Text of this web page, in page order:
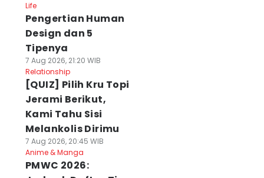
Life
Pengertian Human
Design dan 5
Tipenya
7 Aug 2026, 21:20 WIB
Relationship
[QUIZ] Pilih Kru Topi
Jerami Berikut,
Kami Tahu Sisi
Melankolis Dirimu
7 Aug 2026, 20:45 WIB
Anime & Manga
PMWC 2026: